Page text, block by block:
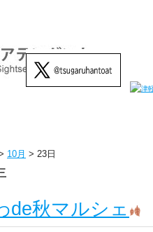
10月 > 23日
秋マルシェ